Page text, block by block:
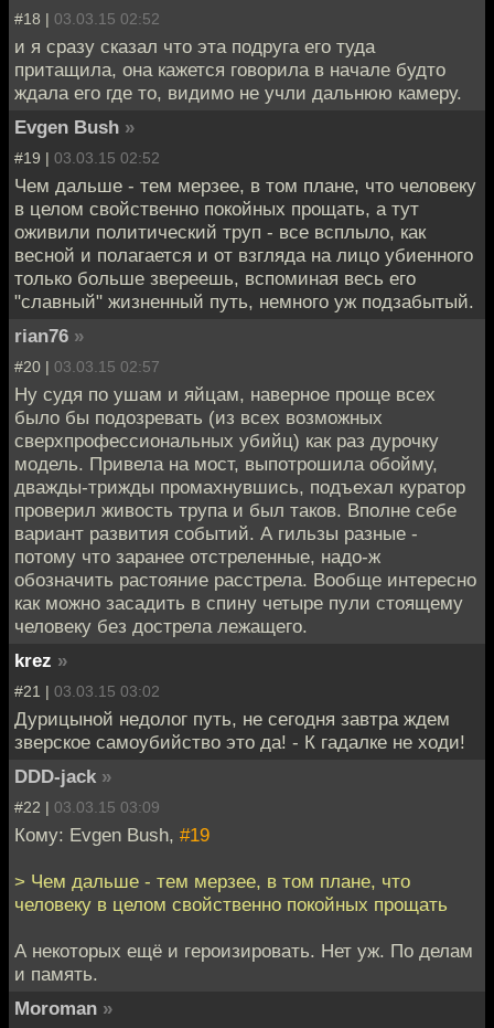
#18 | 03.03.15 02:52
и я сразу сказал что эта подруга его туда
притащила, она кажется говорила в начале будто
ждала его где то, видимо не учли дальнюю камеру.
Evgen Bush »
#19 | 03.03.15 02:52
Чем дальше - тем мерзее, в том плане, что человеку
в целом свойственно покойных прощать, а тут
оживили политический труп - все всплыло, как
весной и полагается и от взгляда на лицо убиенного
только больше звереешь, вспоминая весь его
"славный" жизненный путь, немного уж подзабытый.
rian76 »
#20 | 03.03.15 02:57
Ну судя по ушам и яйцам, наверное проще всех
было бы подозревать (из всех возможных
сверхпрофессиональных убийц) как раз дурочку
модель. Привела на мост, выпотрошила обойму,
дважды-трижды промахнувшись, подъехал куратор
проверил живость трупа и был таков. Вполне себе
вариант развития событий. А гильзы разные -
потому что заранее отстреленные, надо-ж
обозначить растояние расстрела. Вообще интересно
как можно засадить в спину четыре пули стоящему
человеку без дострела лежащего.
krez »
#21 | 03.03.15 03:02
Дурицыной недолог путь, не сегодня завтра ждем
зверское самоубийство это да! - К гадалке не ходи!
DDD-jack »
#22 | 03.03.15 03:09
Кому: Evgen Bush, #19
> Чем дальше - тем мерзее, в том плане, что
человеку в целом свойственно покойных прощать
А некоторых ещё и героизировать. Нет уж. По делам
и память.
Moroman »